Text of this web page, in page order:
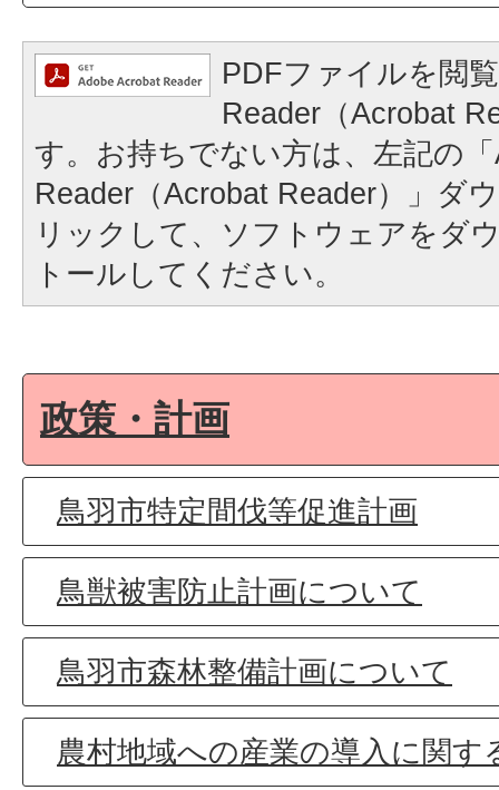
PDFファイルを閲
Reader（Acrobat
す。お持ちでない方は、左記の
Reader（Acrobat Reader）」ダ
リックして、ソフトウェアをダ
トールしてください。
政策・計画
鳥羽市特定間伐等促進計画
鳥獣被害防止計画について
鳥羽市森林整備計画について
農村地域への産業の導入に関す